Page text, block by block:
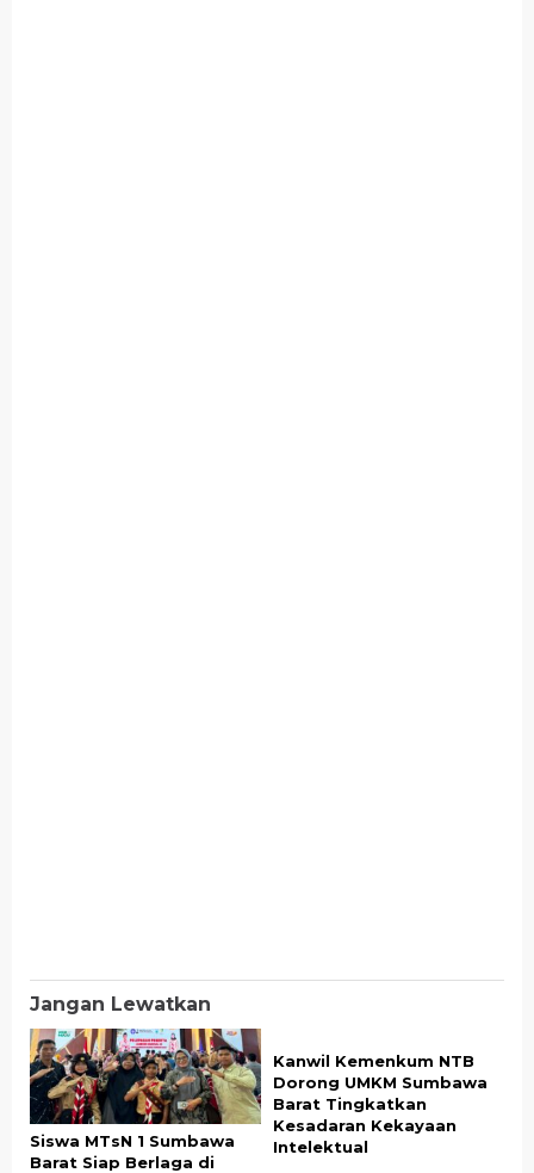
Jangan Lewatkan
Siswa MTsN 1 Sumbawa
Barat Siap Berlaga di
Kanwil Kemenkum NTB
Dorong UMKM Sumbawa
Barat Tingkatkan
Kesadaran Kekayaan
Intelektual